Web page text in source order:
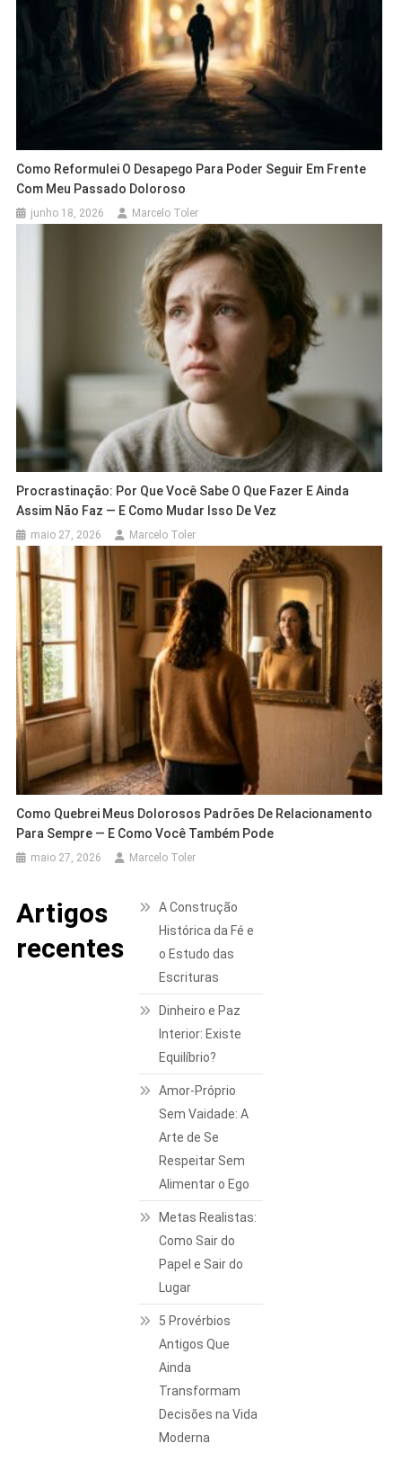
Como Reformulei O Desapego Para Poder Seguir Em Frente
Com Meu Passado Doloroso
junho 18, 2026 Marcelo Toler
Procrastinação: Por Que Você Sabe O Que Fazer E Ainda
Assim Não Faz — E Como Mudar Isso De Vez
maio 27, 2026 Marcelo Toler
Como Quebrei Meus Dolorosos Padrões De Relacionamento
Para Sempre — E Como Você Também Pode
maio 27, 2026 Marcelo Toler
Artigos
recentes
A Construção
Histórica da Fé e
o Estudo das
Escrituras
Dinheiro e Paz
Interior: Existe
Equilíbrio?
Amor-Próprio
Sem Vaidade: A
Arte de Se
Respeitar Sem
Alimentar o Ego
Metas Realistas:
Como Sair do
Papel e Sair do
Lugar
5 Provérbios
Antigos Que
Ainda
Transformam
Decisões na Vida
Moderna